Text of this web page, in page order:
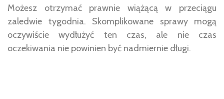
Możesz otrzymać prawnie wiążącą w przeciągu
zaledwie tygodnia. Skomplikowane sprawy mogą
oczywiście wydłużyć ten czas, ale nie czas
oczekiwania nie powinien być nadmiernie długi.